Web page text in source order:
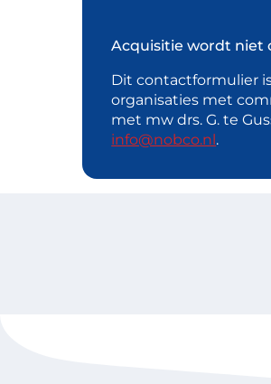
Acquisitie wordt niet
Dit contactformulier
organisaties met
met mw drs. G. te
info@nobco.nl.